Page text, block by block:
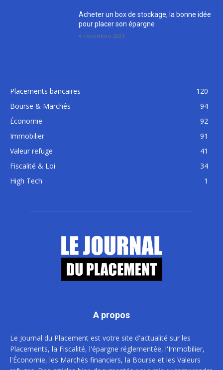
Acheter un box de stockage, la bonne idée
pour placer son épargne
4 novembre 2021
Placements bancaires
120
Bourse & Marchés
94
Économie
92
Immobilier
91
Valeur refuge
41
Fiscalité & Loi
34
High Tech
1
A propos
Le Journal du Placement est votre site d'actualité sur les
Placements, la Fiscalité, l'épargne réglementée, l'Immobilier,
l'Économie, les Marchés financiers, la Bourse et les Valeurs